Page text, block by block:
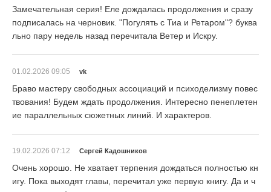
Замечательная серия! Еле дождалась продолжения и сразу
подписалась на черновик. "Погулять с Тиа и Ретаром"? буква
льно пару недель назад перечитала Ветер и Искру.
01.02.2026 09:05 vk
Браво мастеру свободных ассоциаций и психоделизму повес
твования! Будем ждать продолжения. Интересно пенеплетен
ие параллельных сюжетных линий. И характеров.
19.02.2026 07:12 Сергей Кадошников
Очень хорошо. Не хватает терпения дождаться полностью кн
игу. Пока выходят главы, перечитал уже первую книгу. Да и ч